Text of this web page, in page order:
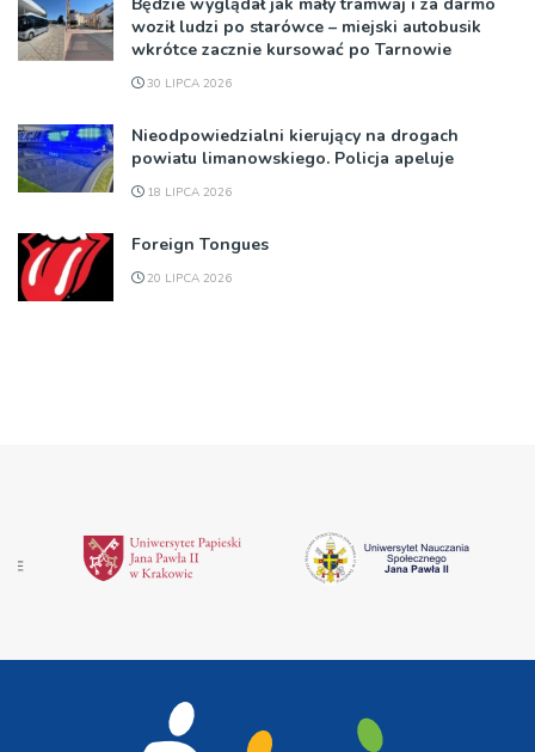
woził ludzi po starówce – miejski autobusik
wkrótce zacznie kursować po Tarnowie
30 LIPCA 2026
Nieodpowiedzialni kierujący na drogach
powiatu limanowskiego. Policja apeluje
18 LIPCA 2026
Foreign Tongues
20 LIPCA 2026